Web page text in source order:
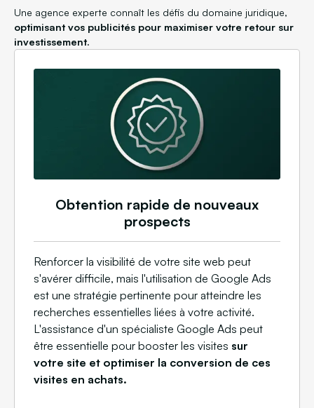
Une agence experte connaît les défis du domaine juridique,
optimisant vos publicités pour maximiser votre retour sur
investissement.
Obtention rapide de nouveaux
prospects
Renforcer la visibilité de votre site web peut
s'avérer difficile, mais l'utilisation de Google Ads
est une stratégie pertinente pour atteindre les
recherches essentielles liées à votre activité.
L'assistance d'un spécialiste Google Ads peut
être essentielle pour booster les visites sur
votre site et optimiser la conversion de ces
visites en achats.